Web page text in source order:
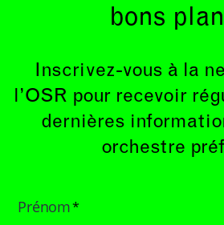
bons
Inscrivez-vous à la
l’OSR pour recevoir
dernières
orchestre
Prénom*